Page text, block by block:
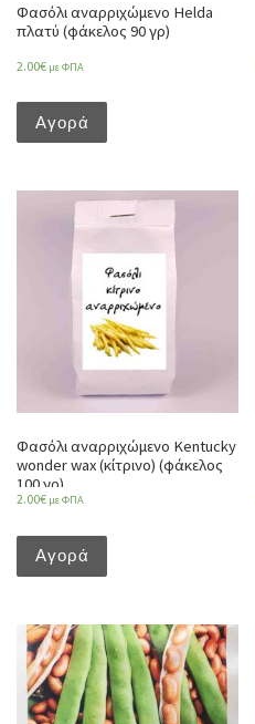
Φασόλι αναρριχώμενο Helda
πλατύ (φάκελος 90 γρ)
2.00€ με ΦΠΑ
Αγορά
Φασόλι αναρριχώμενο Kentucky
wonder wax (κίτρινο) (φάκελος
100 γρ)
2.00€ με ΦΠΑ
Αγορά